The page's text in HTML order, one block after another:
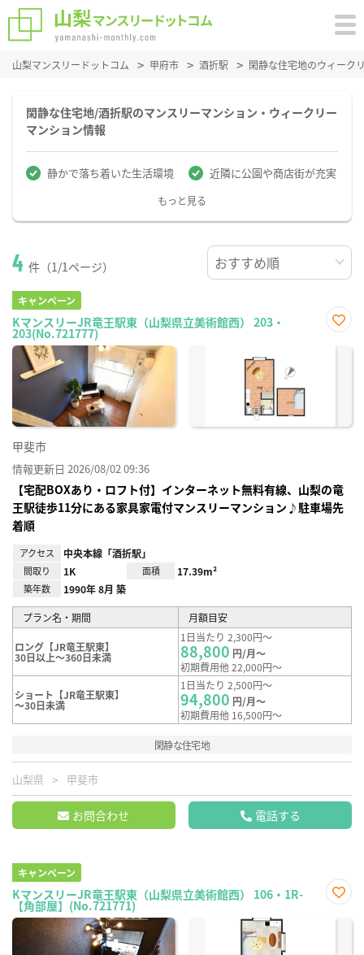
山梨マンスリードットコム 甲府市 酒折駅 閑静な住宅地のウィーク
閑静な住宅地/酒折駅のマンスリーマンション・ウィークリー
マンション情報
静かで落ち着いた生活環境 近隣に公園や商店街が充実
もっと見る
4 件（1/1ページ）
キャンペーン
KマンスリーJR竜王駅東（山梨県立美術館西） 203・
203(No.721777)
に入
甲斐市
情報更新日 2026/08/02 09:36
【宅配BOXあり・ロフト付】インターネット無料有線、山梨の竜
王駅徒歩11分にある家具家電付マンスリーマンション♪駐車場先
着順
アクセス 中央本線「酒折駅」
間取り 1K 面積 17.39m²
築年数 1990年 8月 築
プラン名・期間 月額目安
ロング【JR竜王駅東】
30日以上～360日未満
1日当たり 2,300円～
88,800 円/月～
初期費用他 22,000円～
ショート【JR竜王駅東】
～30日未満
1日当たり 2,500円～
94,800 円/月～
初期費用他 16,500円～
閑静な住宅地
山梨県 甲斐市
お問合わせ 電話する
キャンペーン
KマンスリーJR竜王駅東（山梨県立美術館西） 106・1R-
【角部屋】(No.721771)
に入